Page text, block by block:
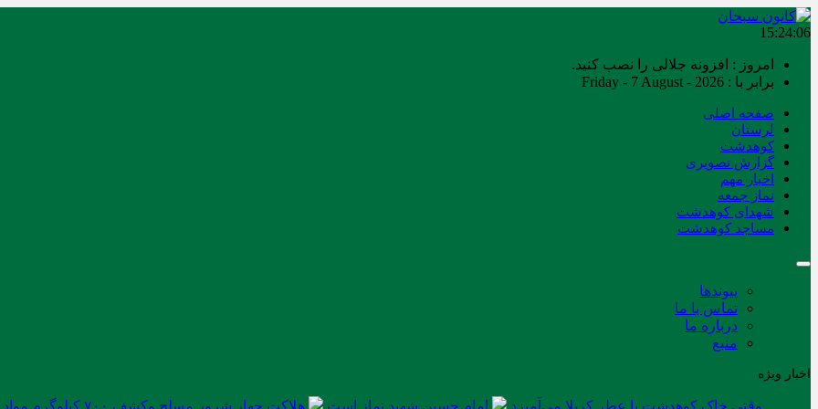
15:24:06
امروز : افزونه جلالی را نصب کنید.
برابر با : Friday - 7 August - 2026
صفحه اصلی
لرستان
کوهدشت
گزارش تصویری
اخبار مهم
نماز جمعه
شهدای کوهدشت
مساجد کوهدشت
پیوندها
تماس با ما
درباره ما
منبع
اخبار ویژه
وقتی خاک کوهدشت با عطر کربلا می‌آمیزد امام حسین شهید نماز است هلاکت چهار شرور مسلح وکشف ۷۰۰ کیلوگرم مواد مخدر